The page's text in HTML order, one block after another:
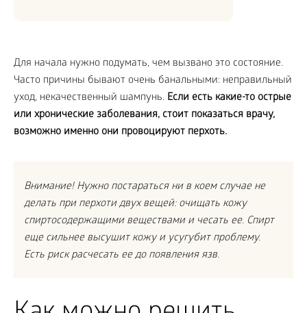
Для начала нужно подумать, чем вызвано это состояние.
Часто причины бывают очень банальными: неправильный
уход, некачественный шампунь. Если есть какие-то острые
или хронические заболевания, стоит показаться врачу,
возможно именно они провоцируют перхоть.
Внимание! Нужно постараться ни в коем случае не
делать при перхоти двух вещей: очищать кожу
спиртосодержащими веществами и чесать ее. Спирт
еще сильнее высушит кожу и усугубит проблему.
Есть риск расчесать ее до появления язв.